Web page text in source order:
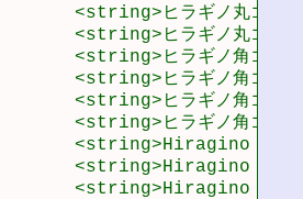
<string>ヒラギノ丸ゴ
<string>ヒラギノ丸ゴ
<string>ヒラギノ角ゴ
<string>ヒラギノ角ゴ
<string>ヒラギノ角ゴ
<string>ヒラギノ角ゴ
<string>Hiragino
<string>Hiragino
<string>Hiragino